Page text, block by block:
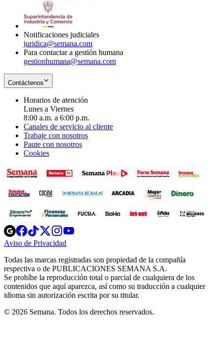
Notificaciones judiciales
juridica@semana.com
Para contactar a gestión humana
gestionhumana@semana.com
Contáctenos
Horarios de atención
Lunes a Viernes
8:00 a.m. a 6:00 p.m.
Canales de servicio al cliente
Trabaje con nosotros
Paute con nosotros
Cookies
Opens
in
new
Opens
in
new
Opens
in
new
window
Opens
new
windowwindow
Aviso de Privacidad
new
window
Todas las marcas registradas son propiedad de la compañía
respectiva o de PUBLICACIONES SEMANA S.A.
Se prohíbe la reproducción total o parcial de cualquiera de los
contenidos que aquí aparezca, así como su traducción a cualquier
idioma sin autorización escrita por su titular.
© 2026 Semana. Todos los derechos reservados.